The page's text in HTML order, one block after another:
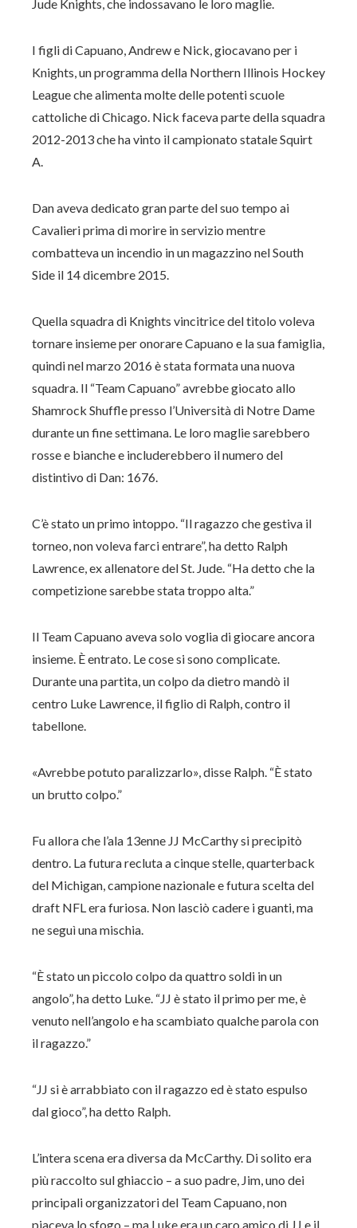
Jude Knights, che indossavano le loro maglie.
I figli di Capuano, Andrew e Nick, giocavano per i
Knights, un programma della Northern Illinois Hockey
League che alimenta molte delle potenti scuole
cattoliche di Chicago. Nick faceva parte della squadra
2012-2013 che ha vinto il campionato statale Squirt
A.
Dan aveva dedicato gran parte del suo tempo ai
Cavalieri prima di morire in servizio mentre
combatteva un incendio in un magazzino nel South
Side il 14 dicembre 2015.
Quella squadra di Knights vincitrice del titolo voleva
tornare insieme per onorare Capuano e la sua famiglia,
quindi nel marzo 2016 è stata formata una nuova
squadra. Il “Team Capuano” avrebbe giocato allo
Shamrock Shuffle presso l’Università di Notre Dame
durante un fine settimana. Le loro maglie sarebbero
rosse e bianche e includerebbero il numero del
distintivo di Dan: 1676.
C’è stato un primo intoppo. “Il ragazzo che gestiva il
torneo, non voleva farci entrare”, ha detto Ralph
Lawrence, ex allenatore del St. Jude. “Ha detto che la
competizione sarebbe stata troppo alta.”
Il Team Capuano aveva solo voglia di giocare ancora
insieme. È entrato. Le cose si sono complicate.
Durante una partita, un colpo da dietro mandò il
centro Luke Lawrence, il figlio di Ralph, contro il
tabellone.
«Avrebbe potuto paralizzarlo», disse Ralph. “È stato
un brutto colpo.”
Fu allora che l’ala 13enne JJ McCarthy si precipitò
dentro. La futura recluta a cinque stelle, quarterback
del Michigan, campione nazionale e futura scelta del
draft NFL era furiosa. Non lasciò cadere i guanti, ma
ne seguì una mischia.
“È stato un piccolo colpo da quattro soldi in un
angolo”, ha detto Luke. “JJ è stato il primo per me, è
venuto nell’angolo e ha scambiato qualche parola con
il ragazzo.”
“JJ si è arrabbiato con il ragazzo ed è stato espulso
dal gioco”, ha detto Ralph.
L’intera scena era diversa da McCarthy. Di solito era
più raccolto sul ghiaccio – a suo padre, Jim, uno dei
principali organizzatori del Team Capuano, non
piaceva lo sfogo – ma Luke era un caro amico di JJ e il